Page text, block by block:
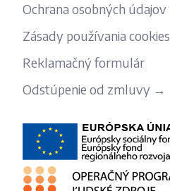
Ochrana osobných údajov
Zásady používania cookies
Reklamačný formulár
Odstúpenie od zmluvy →